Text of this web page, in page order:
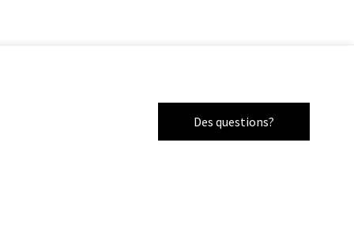
Des questions?